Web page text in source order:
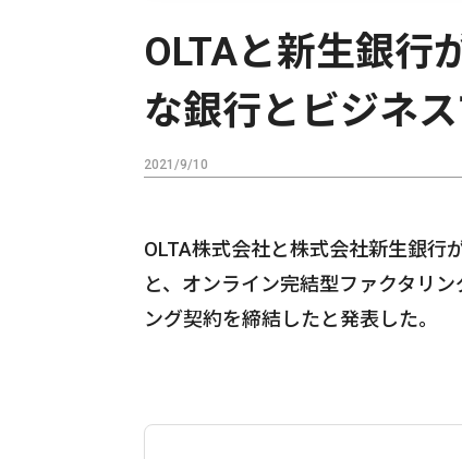
OLTAと新生銀行
な銀行とビジネ
2021/9/10
OLTA株式会社と株式会社新生銀行
と、オンライン完結型ファクタリ
ング契約を締結したと発表した。